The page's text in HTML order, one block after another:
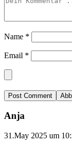
Name *
Email *
Anja
31.May 2025 um